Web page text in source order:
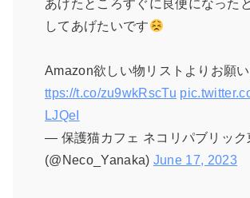
あげたところすぐに良便になった
してあげたいです
Amazon欲しい物リストよりお願
ttps://t.co/zu9wkRscTu
LJQeI
— 保護猫カフェ ネコリパブリック
(@Neco_Yanaka) June 17, 2023